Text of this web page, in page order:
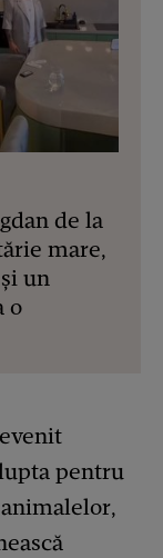
de la
mare,
un
o
pentru